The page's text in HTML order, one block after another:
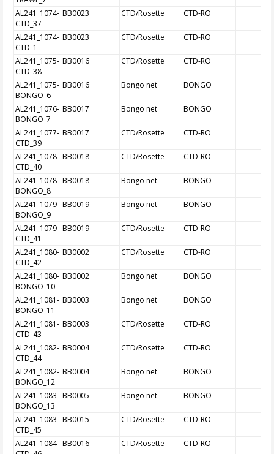
AL241_1074-
CTD_37
BB0023 CTD/Rosette CTD-RO
AL241_1074-
CTD_1
BB0023 CTD/Rosette CTD-RO
AL241_1075-
CTD_38
BB0016 CTD/Rosette CTD-RO
AL241_1075-
BONGO_6
BB0016 Bongo net BONGO
AL241_1076-
BONGO_7
BB0017 Bongo net BONGO
AL241_1077-
CTD_39
BB0017 CTD/Rosette CTD-RO
AL241_1078-
CTD_40
BB0018 CTD/Rosette CTD-RO
AL241_1078-
BONGO_8
BB0018 Bongo net BONGO
AL241_1079-
BONGO_9
BB0019 Bongo net BONGO
AL241_1079-
CTD_41
BB0019 CTD/Rosette CTD-RO
AL241_1080-
CTD_42
BB0002 CTD/Rosette CTD-RO
AL241_1080-
BONGO_10
BB0002 Bongo net BONGO
AL241_1081-
BONGO_11
BB0003 Bongo net BONGO
AL241_1081-
CTD_43
BB0003 CTD/Rosette CTD-RO
AL241_1082-
CTD_44
BB0004 CTD/Rosette CTD-RO
AL241_1082-
BONGO_12
BB0004 Bongo net BONGO
AL241_1083-
BONGO_13
BB0005 Bongo net BONGO
AL241_1083-
CTD_45
BB0015 CTD/Rosette CTD-RO
AL241_1084- BB0016 CTD/Rosette CTD-RO